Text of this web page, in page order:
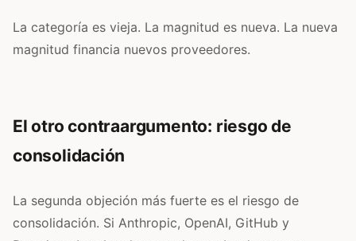
La categoría es vieja. La magnitud es nueva. La nueva
magnitud financia nuevos proveedores.
El otro contraargumento: riesgo de
consolidación
La segunda objeción más fuerte es el riesgo de
consolidación. Si Anthropic, OpenAI, GitHub y